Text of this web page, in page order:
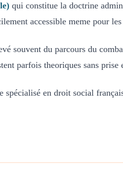
qui constitue la doctrine
accessible meme pour
souvent du parcours du
parfois theoriques sans
en droit social